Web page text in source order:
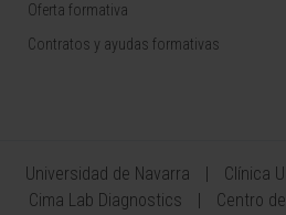
Oferta formativa
Contratos y ayudas formativas
Universidad de Navarra
Clínica
Cima Lab Diagnostics
Centro